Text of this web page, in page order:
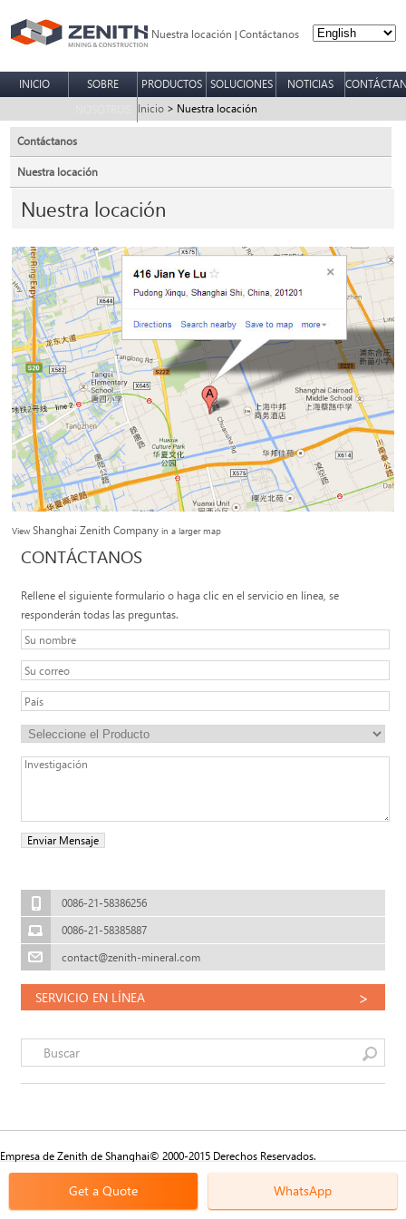
Nuestra locación | Contáctanos
INICIO
SOBRE
PRODUCTOS SOLUCIONES NOTICIAS
Inicio > Nuestra locación
Contáctanos
Nuestra locación
Nuestra locación
ViewShanghai Zenith Company in a larger map
CONTÁCTANOS
Rellene el siguiente formulario o haga clic en el servicio en línea, se
responderán todas las preguntas.
0086-21-58386256
0086-21-58385887
contact@zenith-mineral.com
SERVICIO EN LÍNEA >
Empresa de Zenith de Shanghai© 2000-2015 Derechos Reservados.
Get a Quote WhatsApp